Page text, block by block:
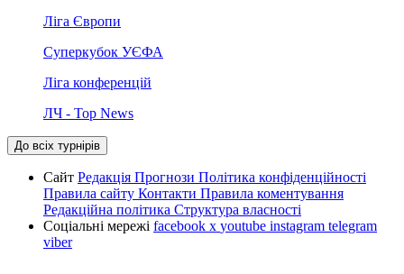
Ліга Європи
Суперкубок УЄФА
Ліга конференцій
ЛЧ - Top News
До всіх турнірів
Сайт Редакція Прогнози Політика конфіденційності
Правила сайту Контакти Правила коментування
Редакційна політика Структура власності
Соціальні мережі facebook x youtube instagram telegram
viber